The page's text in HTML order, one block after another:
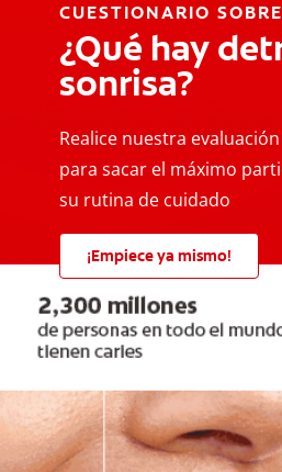
CUESTIONARIO
¿Qué hay
sonrisa?
Realice nuestra evaluación
para sacar el máximo
su rutina de cuidado
¡Empiece ya mismo!